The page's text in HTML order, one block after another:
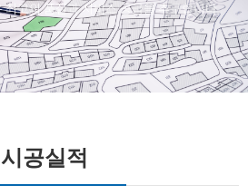
고의 품질과 서비스 공급을 추구합니다.
시공실적